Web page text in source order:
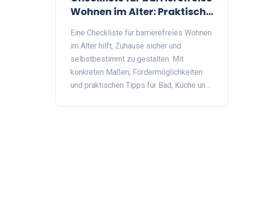
Wohnen im Alter: Praktische
Eine Checkliste für barrierefreies Wohnen
im Alter hilft, Zuhause sicher und
selbstbestimmt zu gestalten. Mit
konkreten Maßen, Fördermöglichkeiten
und praktischen Tipps für Bad, Küche und